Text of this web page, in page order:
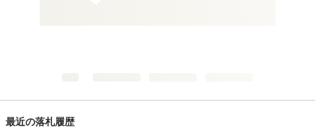
最近の落札履歴